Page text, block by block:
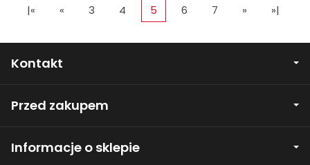
|« « 3 4 5 6 7 » »|
Kontakt
Przed zakupem
Informacje o sklepie